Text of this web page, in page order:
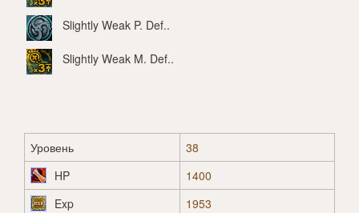
Slightly Weak P. Def..
Slightly Weak M. Def..
Уровень
38
HP
1400
Exp
1953